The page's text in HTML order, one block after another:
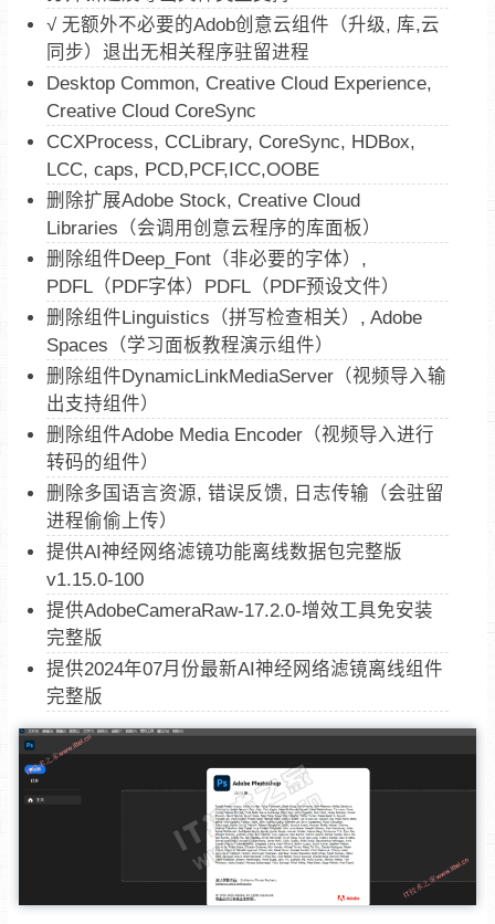
√ 无额外不必要的Adob创意云组件（升级, 库,云
同步）退出无相关程序驻留进程
Desktop Common, Creative Cloud Experience,
Creative Cloud CoreSync
CCXProcess, CCLibrary, CoreSync, HDBox,
LCC, caps, PCD,PCF,ICC,OOBE
删除扩展Adobe Stock, Creative Cloud
Libraries（会调用创意云程序的库面板）
删除组件Deep_Font（非必要的字体）,
PDFL（PDF字体）PDFL（PDF预设文件）
删除组件Linguistics（拼写检查相关）, Adobe
Spaces（学习面板教程演示组件）
删除组件DynamicLinkMediaServer（视频导入输
出支持组件）
删除组件Adobe Media Encoder（视频导入进行
转码的组件）
删除多国语言资源, 错误反馈, 日志传输（会驻留
进程偷偷上传）
提供AI神经网络滤镜功能离线数据包完整版
v1.15.0-100
提供AdobeCameraRaw-17.2.0-增效工具免安装
完整版
提供2024年07月份最新AI神经网络滤镜离线组件
完整版